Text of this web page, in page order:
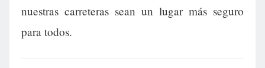
nuestras carreteras sean un lugar más seguro
para todos.